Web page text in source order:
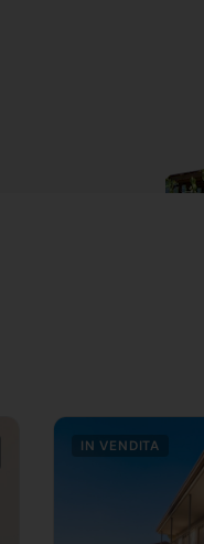
IN VENDITA